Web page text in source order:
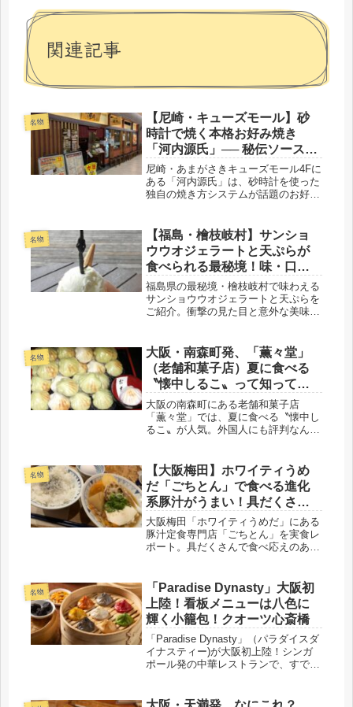
関連記事
名物
【尼崎・キューズモール】砂
時計で焼く本格お好み焼き
「河内源氏」── 秘伝ソースが
絶品のおすすめ鉄板焼き店
尼崎・あまがさきキューズモール4Fに
ある「河内源氏」は、砂時計を使った
独自の焼き方システムが話題のお好み
焼けます。秘伝ソースとの相性も抜
群。JR尼崎駅から徒歩すぐ、ラン
チ・ディナーともに営業中。尼崎グル
メをお探しの方にイチ押しの一軒で
す。
名物
【福島・檜枝岐村】サンショ
ウウオジェラートと天ぷらが
食べられる最秘境！味・口コ
ミ・アクセス完全ガイド
福島県の最秘境・檜枝岐村で味わえる
サンショウウオジェラートと天ぷらを
ご紹介。衝撃の見た目と意外な美味し
力をわかりやすく解説します。
名物
大阪・南森町発、「薫々堂」
（老舗和菓子店）夏に食べる
〝懐中しるこ〟って知って
る？
大阪の南森町にある老舗和菓子店
「薫々堂」では、夏に食べる〝懐中し
るこ〟が人気。外国人にも評判なんだ
スタント食品で、古い歴史があること
もわわりましたよ。
名物
【大阪梅田】ホワイティうめ
だ「ごちとん」で食べる進化
系豚汁がうまい！具だくさん
定食レポ
大阪梅田「ホワイティうめだ」にある
豚汁定食専門店「ごちとん」を実食レ
ポート。具だくさんで食べ応えのある
す。
名物
「Paradise Dynasty」大阪初
上陸！看板メニューは八色に
輝く小籠包！クオーツ心斎橋
「Paradise Dynasty」（パラダイスダ
イナスティー)が大阪初上陸！シンガ
ポール発の中華レストランで、すでに
クオーツ心斎橋に2026年7月オープン